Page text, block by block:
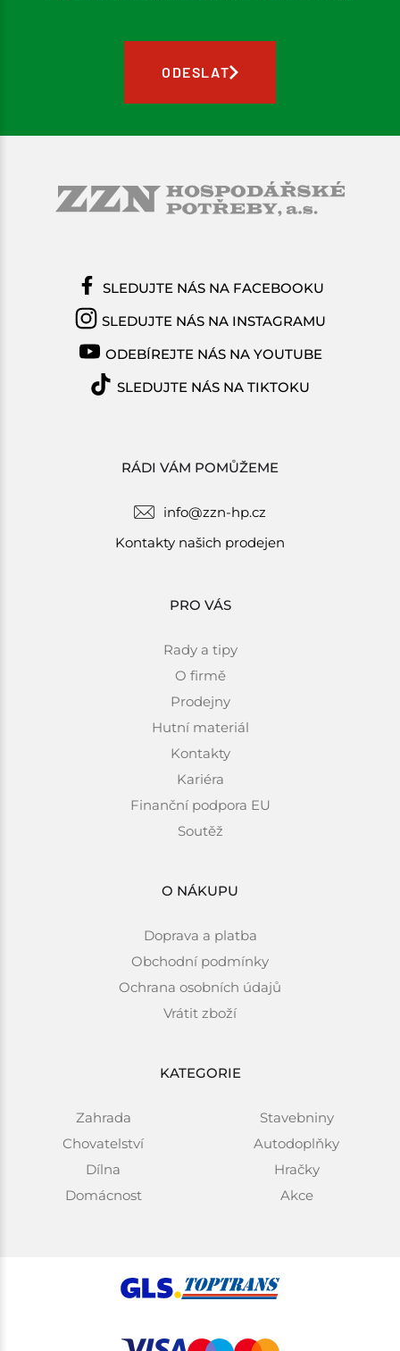
ODESLAT
RÁDI VÁM POMŮŽEME
info@zzn-hp.cz
Kontakty našich prodejen
PRO VÁS
Rady a tipy
O firmě
Prodejny
Hutní materiál
Kontakty
Kariéra
Finanční podpora EU
Soutěž
O NÁKUPU
Doprava a platba
Obchodní podmínky
Ochrana osobních údajů
Vrátit zboží
KATEGORIE
Zahrada
Chovatelství
Dílna
Domácnost
Stavebniny
Autodoplňky
Hračky
Akce
SLEDUJTE NÁS NA FACEBOOKU
SLEDUJTE NÁS NA INSTAGRAMU
ODEBÍREJTE NÁS NA YOUTUBE
SLEDUJTE NÁS NA TIKTOKU